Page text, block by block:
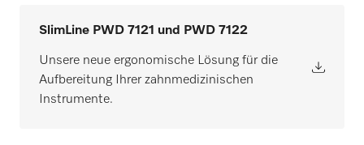
SlimLine PWD 7121 und PWD 7122
Unsere neue ergonomische Lösung für die
Aufbereitung Ihrer zahnmedizinischen
Instrumente.